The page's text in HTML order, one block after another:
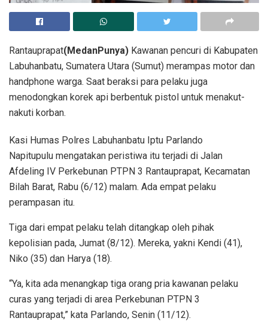
Rantauprapat(MedanPunya) Kawanan pencuri di Kabupaten
Labuhanbatu, Sumatera Utara (Sumut) merampas motor dan
handphone warga. Saat beraksi para pelaku juga
menodongkan korek api berbentuk pistol untuk menakut-
nakuti korban.
Kasi Humas Polres Labuhanbatu Iptu Parlando
Napitupulu mengatakan peristiwa itu terjadi di Jalan
Afdeling IV Perkebunan PTPN 3 Rantauprapat, Kecamatan
Bilah Barat, Rabu (6/12) malam. Ada empat pelaku
perampasan itu.
Tiga dari empat pelaku telah ditangkap oleh pihak
kepolisian pada, Jumat (8/12). Mereka, yakni Kendi (41),
Niko (35) dan Harya (18).
“Ya, kita ada menangkap tiga orang pria kawanan pelaku
curas yang terjadi di area Perkebunan PTPN 3
Rantauprapat,” kata Parlando, Senin (11/12).